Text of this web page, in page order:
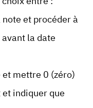
et procéder à
la date
mettre 0 (zéro)
indiquer que